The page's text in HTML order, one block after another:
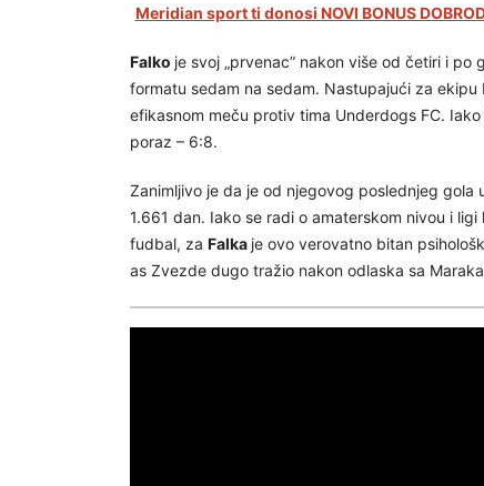
Meridian sport ti donosi NOVI BONUS
Falko je svoj „prvenac” nakon više od četiri i
formatu sedam na sedam. Nastupajući za ekipu
efikasnom meču protiv tima Underdogs FC.
poraz – 6:8.
Zanimljivo je da je od njegovog poslednjeg gola
1.661 dan. Iako se radi o amaterskom nivou i
fudbal, za Falka je ovo verovatno bitan
as Zvezde dugo tražio nakon odlaska sa